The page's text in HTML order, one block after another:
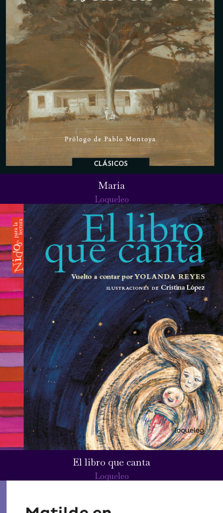
María
Loqueleo
El libro que canta
Loqueleo